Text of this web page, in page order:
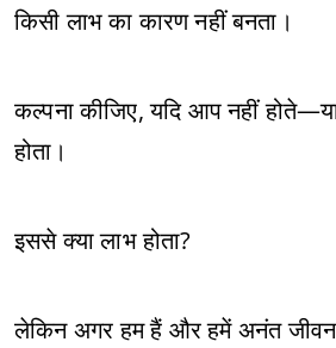
किसी लाभ का कारण नहीं बनता।
कल्पना कीजिए, यदि आप नहीं
होता।
इससे क्या लाभ होता?
लेकिन अगर हम हैं और हमें अनंत